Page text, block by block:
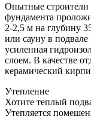
Опытные строители
фундамента
2-2,5 м на глубину
или сауну в подвале
усиленная
слоем. В качестве
керамический
Утепление
Хотите теплый
Утепляется